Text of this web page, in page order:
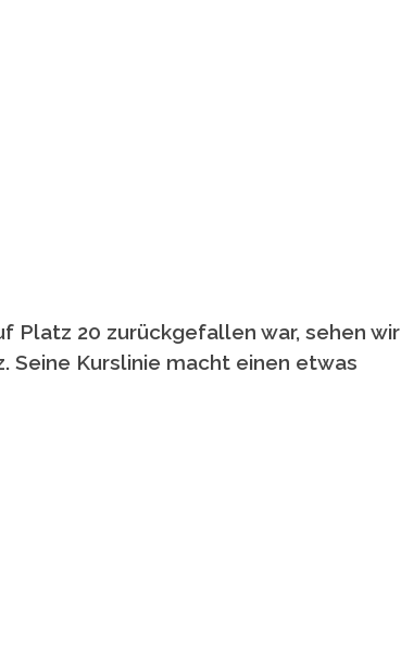
Platz 20 zurückgefallen war, sehen wir
Seine Kurslinie macht einen etwas